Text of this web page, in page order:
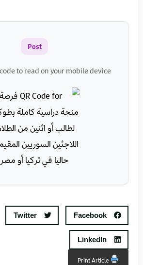
Post
to read on your mobile device
Facebook
Twitter
LinkedIn
Print Article